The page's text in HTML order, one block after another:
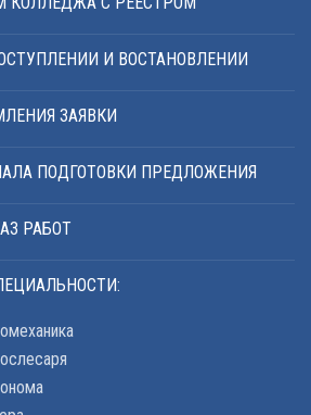
И ВОСТАНОВЛЕНИИ
ЗАЯВКИ
ПОДГОТОВКИ ПРЕДЛОЖЕНИЯ
РАБОТ